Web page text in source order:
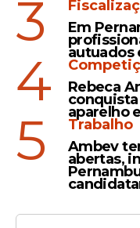
3
Em
autuados
4
Rebeca
aparelho
5
Trabalho
Ambev
abertas,